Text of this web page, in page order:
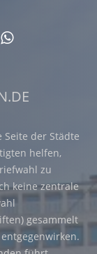
Seite der Städte
helfen,
zu
keine zentrale
gesammelt